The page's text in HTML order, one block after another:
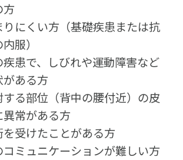
方
にくい方（基礎疾患または抗
服）
患で、しびれや運動障害など
ある方
る部位（背中の腰付近）の皮
常がある方
受けたことがある方
コミュニケーションが難しい方